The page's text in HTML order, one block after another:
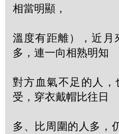
相當明顯，
溫度有距離），近月
多，連一向相熟明知
對方血氣不足的人
受，穿衣戴帽比往日
多、比周圍的人多，